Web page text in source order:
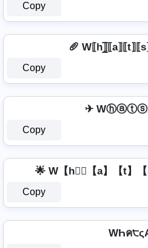
Copy
🥖
Copy
✈
Copy
🌟 W【h】⃣【a】【t】
Copy
WҺค